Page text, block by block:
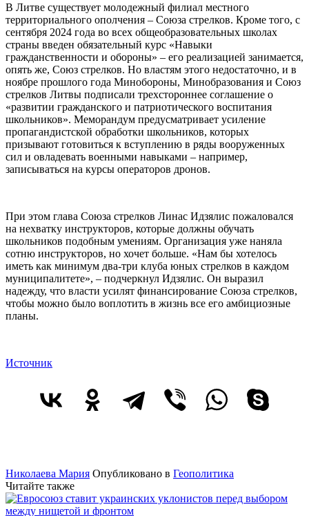
В Литве существует молодежный филиал местного
территориального ополчения – Союза стрелков. Кроме того, с
сентября 2024 года во всех общеобразовательных школах
страны введен обязательный курс «Навыки
гражданственности и обороны» – его реализацией занимается,
опять же, Союз стрелков. Но властям этого недостаточно, и в
ноябре прошлого года Минобороны, Минобразования и Союз
стрелков Литвы подписали трехстороннее соглашение о
«развитии гражданского и патриотического воспитания
школьников». Меморандум предусматривает усиление
пропагандистской обработки школьников, которых
призывают готовиться к вступлению в ряды вооруженных
сил и овладевать военными навыками – например,
записываться на курсы операторов дронов.
При этом глава Союза стрелков Линас Идзялис пожаловался
на нехватку инструкторов, которые должны обучать
школьников подобным умениям. Организация уже наняла
сотню инструкторов, но хочет больше. «Нам бы хотелось
иметь как минимум два-три клуба юных стрелков в каждом
муниципалитете», – подчеркнул Идзялис. Он выразил
надежду, что власти усилят финансирование Союза стрелков,
чтобы можно было воплотить в жизнь все его амбициозные
планы.
Источник
Николаева Мария Опубликовано в Геополитика
Читайте также